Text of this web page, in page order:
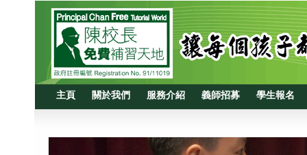
主頁 關於我們 服務介紹 義師招募 學生報名